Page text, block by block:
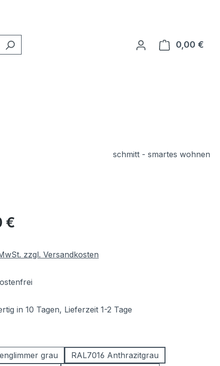
0,00 €
schmitt - smartes wohnen
€
zzgl. Versandkosten
in 10 Tagen, Lieferzeit 1-2 Tage
grau
RAL7016 Anthrazitgrau